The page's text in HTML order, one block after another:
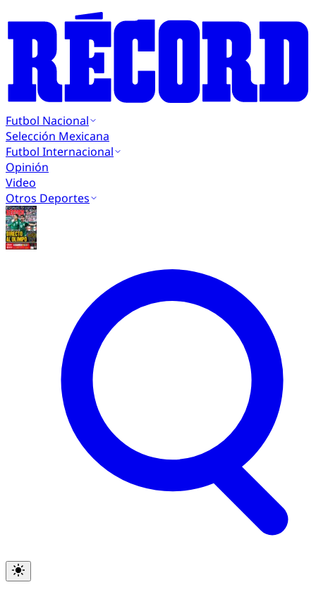
Futbol Nacional
Selección Mexicana
Futbol Internacional
Opinión
Video
Otros Deportes